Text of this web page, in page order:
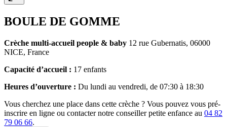
BOULE DE GOMME
Crèche multi-accueil people & baby 12 rue Gubernatis, 06000
NICE, France
Capacité d’accueil : 17 enfants
Heures d’ouverture : Du lundi au vendredi, de 07:30 à 18:30
Vous cherchez une place dans cette crèche ? Vous pouvez vous pré-
inscrire en ligne ou contacter notre conseiller petite enfance au 04 82
79 06 66.